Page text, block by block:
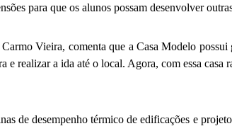
para que os alunos possam desenvolver
Vieira, comenta que a Casa Modelo
realizar a ida até o local. Agora, com essa
de desempenho térmico de edificações e